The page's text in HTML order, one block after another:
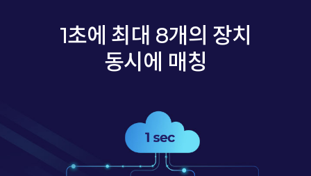
1초에 최대 8개의 장치
동시에 매칭